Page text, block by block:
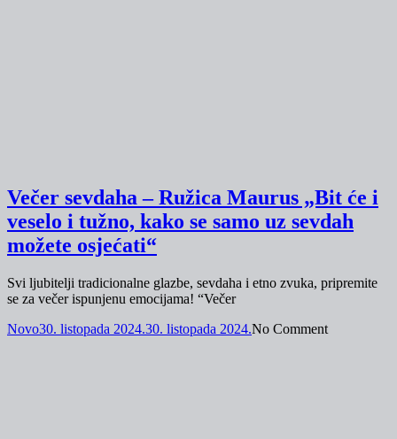
Večer sevdaha – Ružica Maurus „Bit će i
veselo i tužno, kako se samo uz sevdah
možete osjećati“
Svi ljubitelji tradicionalne glazbe, sevdaha i etno zvuka, pripremite
se za večer ispunjenu emocijama! “Večer
Novo30. listopada 2024.30. listopada 2024.No Comment